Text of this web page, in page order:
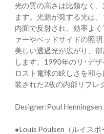
光の質の高さは比類なく
ます。光源が発する光は
内面で反射され、効率よ
ァーやベッドサイドの照
美しい透過光が広がり、
します。1990年のリ･デ
ロスト電球の眩しさを和
装された2枚の内部リフレ
Designer:Poul Henningsen
●Louis Poulsen（ルイスポ